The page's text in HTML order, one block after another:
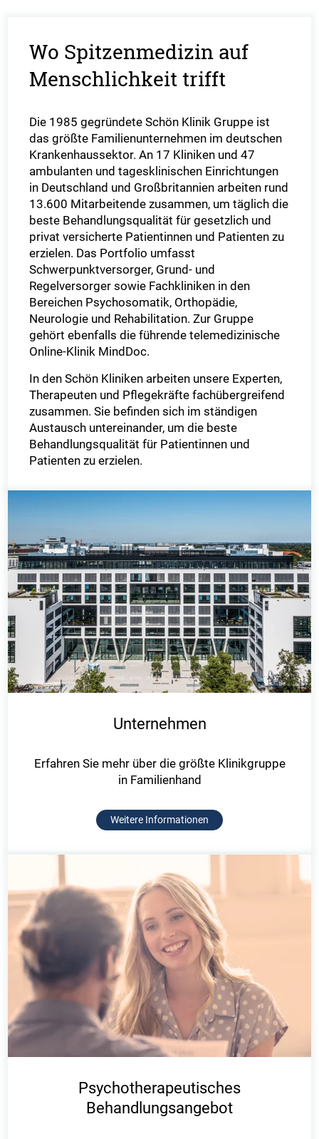
Wo Spitzenmedizin auf
Menschlichkeit trifft
Die 1985 gegründete Schön Klinik Gruppe ist
das größte Familienunternehmen im deutschen
Krankenhaussektor. An 17 Kliniken und 47
ambulanten und tagesklinischen Einrichtungen
in Deutschland und Großbritannien arbeiten rund
13.600 Mitarbeitende zusammen, um täglich die
beste Behandlungsqualität für gesetzlich und
privat versicherte Patientinnen und Patienten zu
erzielen. Das Portfolio umfasst
Schwerpunktversorger, Grund- und
Regelversorger sowie Fachkliniken in den
Bereichen Psychosomatik, Orthopädie,
Neurologie und Rehabilitation. Zur Gruppe
gehört ebenfalls die führende telemedizinische
Online-Klinik MindDoc.
In den Schön Kliniken arbeiten unsere Experten,
Therapeuten und Pflegekräfte fachübergreifend
zusammen. Sie befinden sich im ständigen
Austausch untereinander, um die beste
Behandlungsqualität für Patientinnen und
Patienten zu erzielen.
Unternehmen
Erfahren Sie mehr über die größte Klinikgruppe
in Familienhand
Weitere Informationen
Psychotherapeutisches
Behandlungsangebot